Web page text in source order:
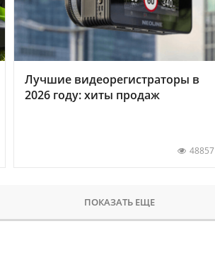
Лучшие видеорегистраторы в
2026 году: хиты продаж
48857
ПОКАЗАТЬ ЕЩЕ